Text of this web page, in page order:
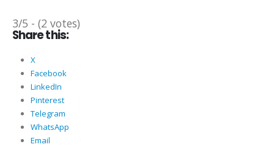
3/5 - (2 votes)
Share this:
X
Facebook
LinkedIn
Pinterest
Telegram
WhatsApp
Email